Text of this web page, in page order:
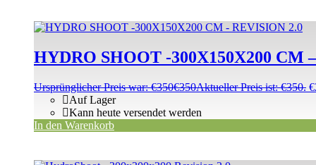
HYDRO SHOOT -300X150X200 CM
Ursprünglicher Preis war: €350€350Aktueller Preis ist: €350. €
Auf Lager
Kann heute versendet werden
In den Warenkorb